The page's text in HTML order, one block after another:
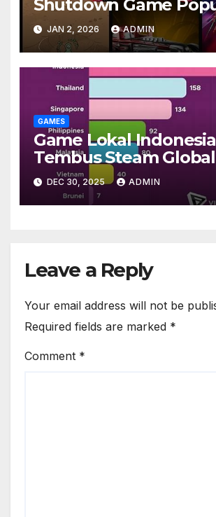
Shutdown Game
Pemain Shock
JAN 2, 2026 ADMIN
GAMES
Game Lokal Indonesia
Tembus Steam Global
Rating Positif Dari 50
DEC 30, 2025 ADMIN
Leave a Reply
Your email address will not be
Required fields are marked *
Comment *